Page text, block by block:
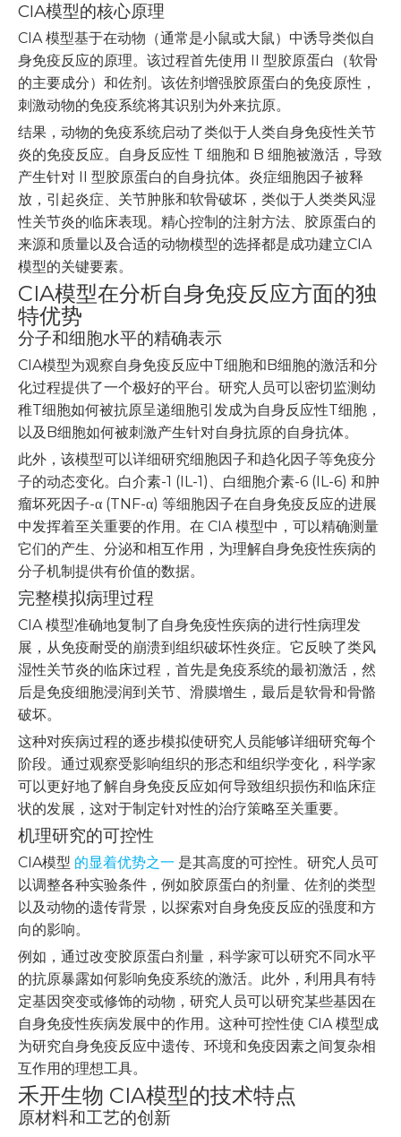
CIA模型的核心原理
CIA 模型基于在动物（通常是小鼠或大鼠）中诱导类似自
身免疫反应的原理。该过程首先使用 II 型胶原蛋白（软骨
的主要成分）和佐剂。该佐剂增强胶原蛋白的免疫原性，
刺激动物的免疫系统将其识别为外来抗原。
结果，动物的免疫系统启动了类似于人类自身免疫性关节
炎的免疫反应。自身反应性 T 细胞和 B 细胞被激活，导致
产生针对 II 型胶原蛋白的自身抗体。炎症细胞因子被释
放，引起炎症、关节肿胀和软骨破坏，类似于人类类风湿
性关节炎的临床表现。精心控制的注射方法、胶原蛋白的
来源和质量以及合适的动物模型的选择都是成功建立CIA
模型的关键要素。
CIA模型在分析自身免疫反应方面的独
特优势
分子和细胞水平的精确表示
CIA模型为观察自身免疫反应中T细胞和B细胞的激活和分
化过程提供了一个极好的平台。研究人员可以密切监测幼
稚T细胞如何被抗原呈递细胞引发成为自身反应性T细胞，
以及B细胞如何被刺激产生针对自身抗原的自身抗体。
此外，该模型可以详细研究细胞因子和趋化因子等免疫分
子的动态变化。白介素-1 (IL-1)、白细胞介素-6 (IL-6) 和肿
瘤坏死因子-α (TNF-α) 等细胞因子在自身免疫反应的进展
中发挥着至关重要的作用。在 CIA 模型中，可以精确测量
它们的产生、分泌和相互作用，为理解自身免疫性疾病的
分子机制提供有价值的数据。
完整模拟病理过程
CIA 模型准确地复制了自身免疫性疾病的进行性病理发
展，从免疫耐受的崩溃到组织破坏性炎症。它反映了类风
湿性关节炎的临床过程，首先是免疫系统的最初激活，然
后是免疫细胞浸润到关节、滑膜增生，最后是软骨和骨骼
破坏。
这种对疾病过程的逐步模拟使研究人员能够详细研究每个
阶段。通过观察受影响组织的形态和组织学变化，科学家
可以更好地了解自身免疫反应如何导致组织损伤和临床症
状的发展，这对于制定针对性的治疗策略至关重要。
机理研究的可控性
CIA模型 的显着优势之一 是其高度的可控性。研究人员可
以调整各种实验条件，例如胶原蛋白的剂量、佐剂的类型
以及动物的遗传背景，以探索对自身免疫反应的强度和方
向的影响。
例如，通过改变胶原蛋白剂量，科学家可以研究不同水平
的抗原暴露如何影响免疫系统的激活。此外，利用具有特
定基因突变或修饰的动物，研究人员可以研究某些基因在
自身免疫性疾病发展中的作用。这种可控性使 CIA 模型成
为研究自身免疫反应中遗传、环境和免疫因素之间复杂相
互作用的理想工具。
禾开生物 CIA模型的技术特点
原材料和工艺的创新